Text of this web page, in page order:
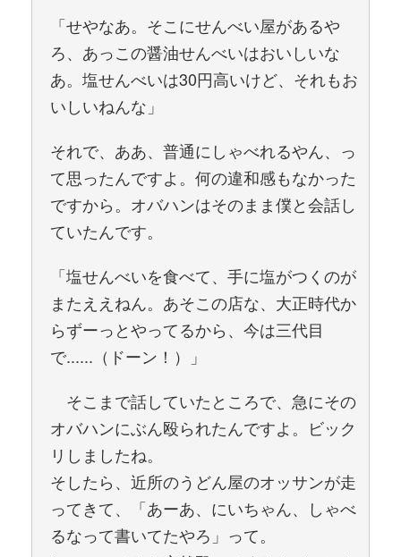
「せやなあ。そこにせんべい屋があるや
ろ、あっこの醤油せんべいはおいしいな
あ。塩せんべいは30円高いけど、それもお
いしいねんな」
それで、ああ、普通にしゃべれるやん、っ
て思ったんですよ。何の違和感もなかった
ですから。オバハンはそのまま僕と会話し
ていたんです。
「塩せんべいを食べて、手に塩がつくのが
またええねん。あそこの店な、大正時代か
らずーっとやってるから、今は三代目
で......（ドーン！）」
そこまで話していたところで、急にその
オバハンにぶん殴られたんですよ。ビック
リしましたね。
そしたら、近所のうどん屋のオッサンが走
ってきて、「あーあ、にいちゃん、しゃべ
るなって書いてたやろ」って。